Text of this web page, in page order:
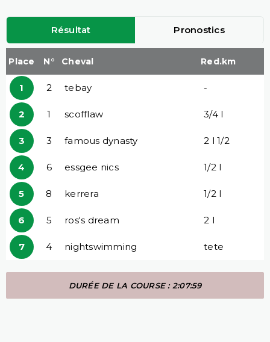
Résultat Pronostics
Place N° Cheval Red.km
1 2 tebay -
2 1 scofflaw 3/4 l
3 3 famous dynasty 2 l 1/2
4 6 essgee nics 1/2 l
5 8 kerrera 1/2 l
6 5 ros's dream 2 l
7 4 nightswimming tete
DURÉE DE LA COURSE : 2:07:59